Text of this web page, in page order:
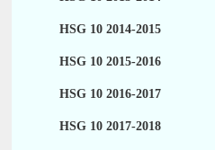
HSG 10 2014-2015
HSG 10 2015-2016
HSG 10 2016-2017
HSG 10 2017-2018